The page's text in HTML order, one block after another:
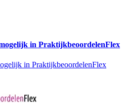
in PraktijkbeoordelenFlex
in PraktijkbeoordelenFlex